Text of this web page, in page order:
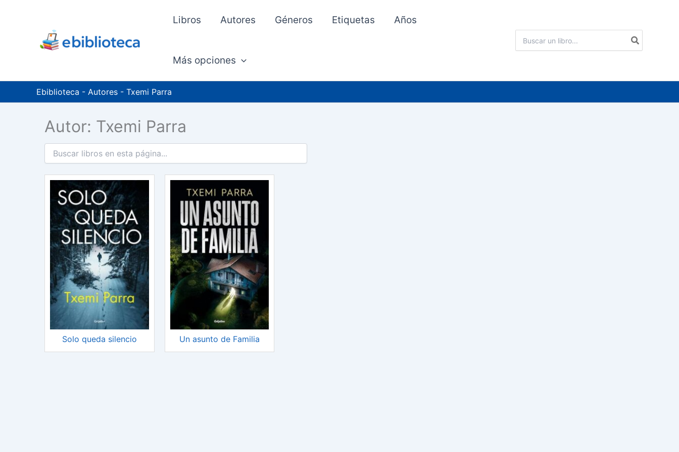
Libros Autores Géneros Etiquetas Años
Más opciones
por:
Ebiblioteca - Autores - Txemi Parra
Autor: Txemi Parra
Solo queda silencio Un asunto de Familia